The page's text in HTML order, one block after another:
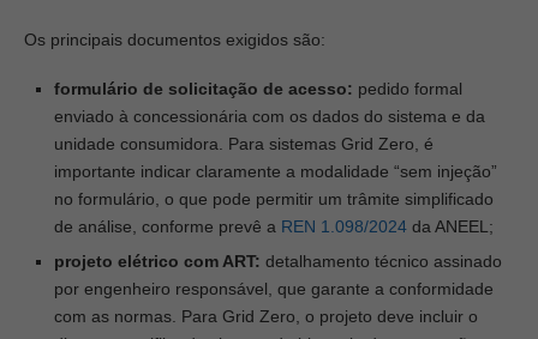
Os principais documentos exigidos são:
formulário de solicitação de acesso: pedido formal
enviado à concessionária com os dados do sistema e da
unidade consumidora. Para sistemas Grid Zero, é
importante indicar claramente a modalidade “sem injeção”
no formulário, o que pode permitir um trâmite simplificado
de análise, conforme prevê a REN 1.098/2024 da ANEEL;
projeto elétrico com ART: detalhamento técnico assinado
por engenheiro responsável, que garante a conformidade
com as normas. Para Grid Zero, o projeto deve incluir o